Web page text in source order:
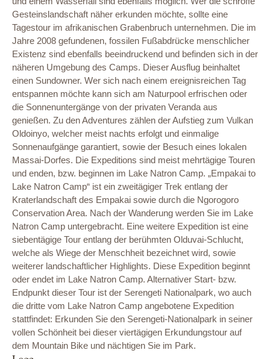
Gesteinslandschaft näher erkunden möchte, sollte eine
Tagestour im afrikanischen Grabenbruch unternehmen. Die im
Jahre 2008 gefundenen, fossilen Fußabdrücke menschlicher
Existenz sind ebenfalls beeindruckend und befinden sich in der
näheren Umgebung des Camps. Dieser Ausflug beinhaltet
einen Sundowner. Wer sich nach einem ereignisreichen Tag
entspannen möchte kann sich am Naturpool erfrischen oder
die Sonnenuntergänge von der privaten Veranda aus
genießen. Zu den Adventures zählen der Aufstieg zum Vulkan
Oldoinyo, welcher meist nachts erfolgt und einmalige
Sonnenaufgänge garantiert, sowie der Besuch eines lokalen
Massai-Dorfes. Die Expeditions sind meist mehrtägige Touren
und enden, bzw. beginnen im Lake Natron Camp. „Empakai to
Lake Natron Camp“ ist ein zweitägiger Trek entlang der
Kraterlandschaft des Empakai sowie durch die Ngorogoro
Conservation Area. Nach der Wanderung werden Sie im Lake
Natron Camp untergebracht. Eine weitere Expedition ist eine
siebentägige Tour entlang der berühmten Olduvai-Schlucht,
welche als Wiege der Menschheit bezeichnet wird, sowie
weiterer landschaftlicher Highlights. Diese Expedition beginnt
oder endet im Lake Natron Camp. Alternativer Start- bzw.
Endpunkt dieser Tour ist der Serengeti Nationalpark, wo auch
die dritte vom Lake Natron Camp angebotene Expedition
stattfindet: Erkunden Sie den Serengeti-Nationalpark in seiner
vollen Schönheit bei dieser viertägigen Erkundungstour auf
dem Mountain Bike und nächtigen Sie im Park.